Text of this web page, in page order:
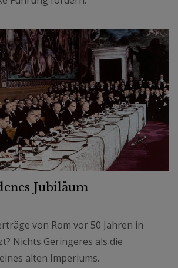
Jubiläum
von Rom vor 50 Jahren in
Nichts Geringeres als die
alten Imperiums.